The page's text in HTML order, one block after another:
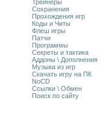
Трейнеры
Сохранения
Прохождения игр
Коды и Читы
Флеш игры
Патчи
Программы
Секреты и тактика
Аддоны \ Дополнения
Музыка из игр
Скачать игру на ПК
NoCD
Ссылки \ Обмен
Поиск по сайту